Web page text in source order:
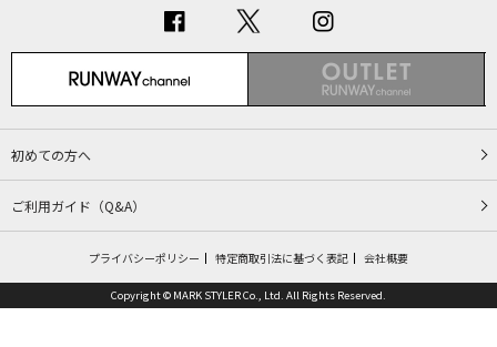
初めての方へ
ご利用ガイド（Q&A）
プライバシーポリシー 特定商取引法に基づく表記 会社概要
Copyright © MARK STYLER Co., Ltd. All Rights Reserved.